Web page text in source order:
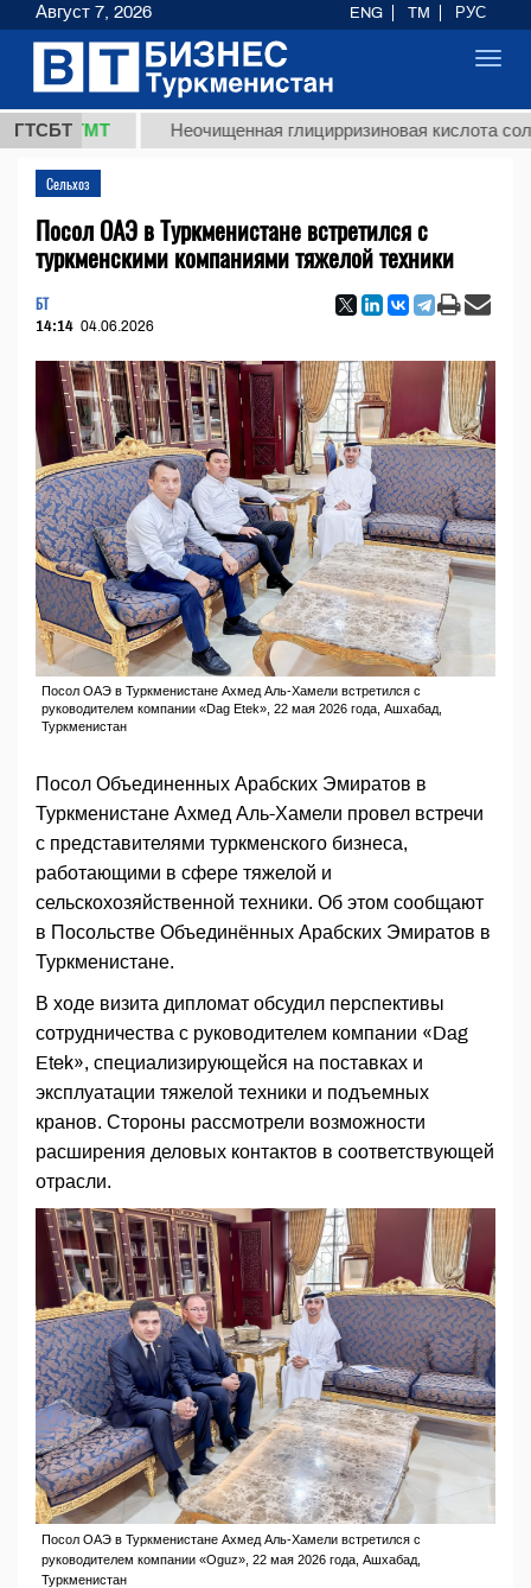
ГТСБТ
ТМТ Неочищенная глицирризиновая кислота
Сельхоз
Посол ОАЭ в Туркменистане встретился с
туркменскими компаниями тяжелой техники
БТ
14:14 04.06.2026
Посол ОАЭ в Туркменистане Ахмед Аль-Хамели встретился с
руководителем компании «Dag Etek», 22 мая 2026 года, Ашхабад,
Туркменистан
Посол Объединенных Арабских Эмиратов в
Туркменистане Ахмед Аль-Хамели провел встречи
с представителями туркменского бизнеса,
работающими в сфере тяжелой и
сельскохозяйственной техники. Об этом сообщают
в Посольстве Объединённых Арабских Эмиратов в
Туркменистане.
В ходе визита дипломат обсудил перспективы
сотрудничества с руководителем компании «Dag
Etek», специализирующейся на поставках и
эксплуатации тяжелой техники и подъемных
кранов. Стороны рассмотрели возможности
расширения деловых контактов в соответствующей
отрасли.
Посол ОАЭ в Туркменистане Ахмед Аль-Хамели встретился с
руководителем компании «Oguz», 22 мая 2026 года, Ашхабад,
Туркменистан
Август 7, 2026 ENG TM РУС